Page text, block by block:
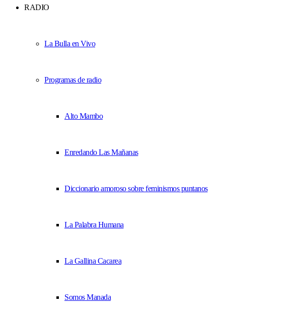
RADIO
La Bulla en Vivo
Programas de radio
Alto Mambo
Enredando Las Mañanas
Diccionario amoroso sobre feminismos puntanos
La Palabra Humana
La Gallina Cacarea
Somos Manada